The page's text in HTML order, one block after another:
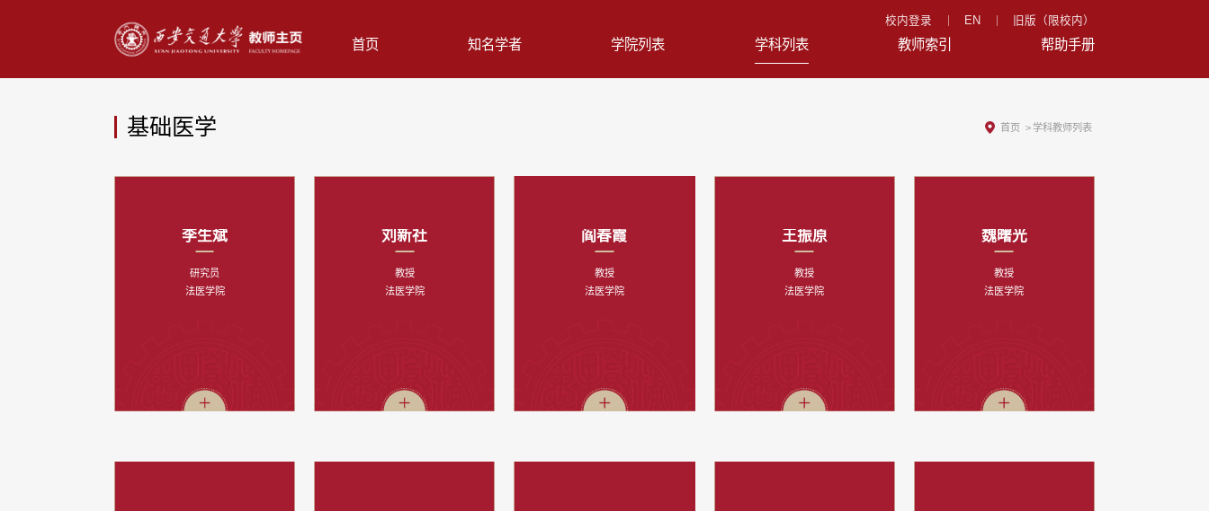
校内登录 EN 旧版（限校内）
首页 知名学者 学院列表 学科列表 教师索引 帮助手册
基础医学 首页 > 学科教师列表
李生斌
研究员
法医学院
刘新社
教授
法医学院
阎春霞
教授
法医学院
王振原
教授
法医学院
魏曙光
教授
法医学院